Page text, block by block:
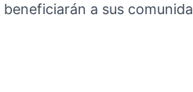
a sus